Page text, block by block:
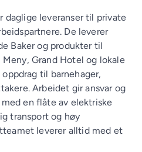
daglige leveranser til private
De leverer
Baker og produkter til
Grand Hotel og lokale
til barnehager,
Arbeidet gir ansvar og
en flåte av elektriske
transport og høy
leverer alltid med et